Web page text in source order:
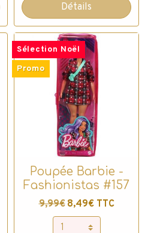
Détails
Sélection Noël
Promo
Poupée Barbie -
Fashionistas #157
9,99€ 8,49€ TTC